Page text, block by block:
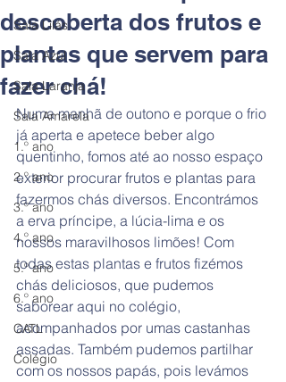
Sala Lilás
Sala Azul
Sala Laranja
Sala Amarela
1.º ano
2.º ano
3.º ano
4.º ano
5.º ano
6.º ano
CATL
Colégio
descoberta dos frutos e
plantas que servem para
fazer chá!
Numa manhã de outono e porque o frio
já aperta e apetece beber algo
quentinho, fomos até ao nosso espaço
exterior procurar frutos e plantas para
fazermos chás diversos. Encontrámos
a erva príncipe, a lúcia-lima e os
nossos maravilhosos limões! Com
todas estas plantas e frutos fizémos
chás deliciosos, que pudemos
saborear aqui no colégio,
acompanhados por umas castanhas
assadas. Também pudemos partilhar
com os nossos papás, pois levámos